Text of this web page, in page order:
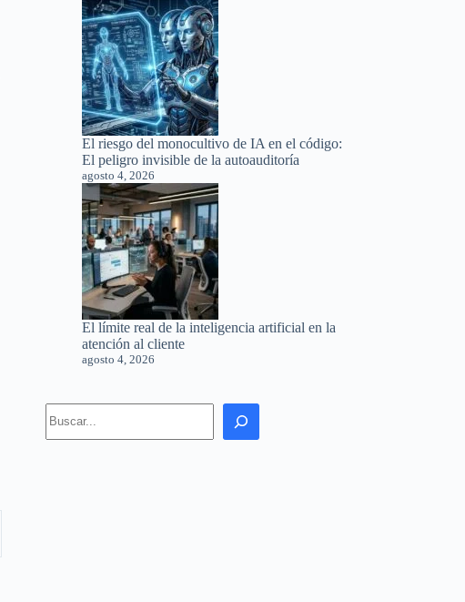
El riesgo del monocultivo de IA en el código:
El peligro invisible de la autoauditoría
agosto 4, 2026
El límite real de la inteligencia artificial en la
atención al cliente
agosto 4, 2026